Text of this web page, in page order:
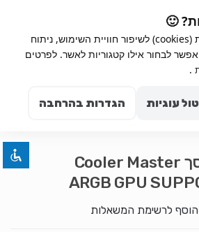
ההבזקים
הקטנת גופן
גופן
🙂
אנחנו משתמשים בעוגיות (cookies) לשיפור חוויית השימוש, ניתוח
לבחור אילו קטגוריות לאשר. לפרטים
.
עוגיות הגדרות בהרחבה
תומך לכרטיס מסך Cooler Master
ARGB GPU
הוסף לרשימת המשאלות